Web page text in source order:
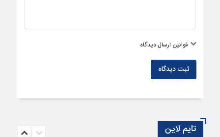
قوانین ارسال دیدگاه
ثبت دیدگاه
تایم لاین